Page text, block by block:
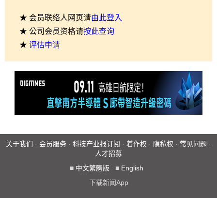
★ 会员联络人网页请由此登入
★ 公司会员资格请按此查询
★ 评估申请
关于我们 · 会员服务 · 科技产业报订阅 · 着作权 · 隐私权 · 常见问题 ·
人才招募
■ 中文繁體版 ■ English
下载新闻App